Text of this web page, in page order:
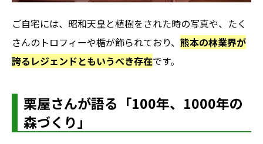
ご自宅には、昭和天皇と植樹をされた時の写真や、たく
さんのトロフィーや楯が飾られており、 熊本の林業界が
誇るレジェンドともいうべき存在です。
栗屋さんが語る「100年、1000年の
森づくり」